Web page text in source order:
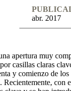
abr. 2017
apertura muy
casillas claras
y comienzo de
con